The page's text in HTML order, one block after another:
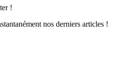
!
nos derniers articles !